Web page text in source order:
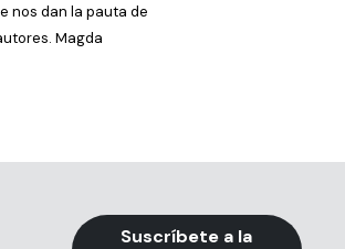
nos dan la pauta de
Magda
Suscríbete a la